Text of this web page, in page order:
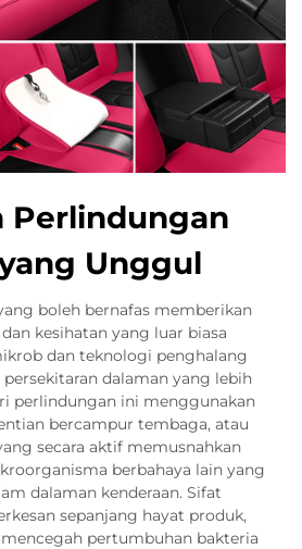
Perlindungan
Unggul
boleh bernafas memberikan
kesihatan yang luar biasa
dan teknologi penghalang
dalaman yang lebih
perlindungan ini menggunakan
bercampur tembaga, atau
secara aktif memusnahkan
berbahaya lain yang
dalaman kenderaan. Sifat
sepanjang hayat produk,
pertumbuhan bakteria